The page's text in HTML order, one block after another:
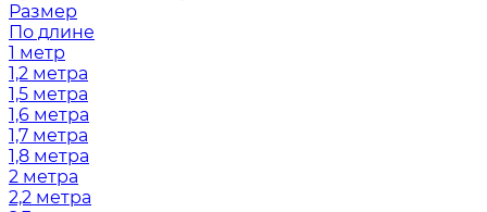
Размер
По длине
1 метр
1,2 метра
1,5 метра
1,6 метра
1,7 метра
1,8 метра
2 метра
2,2 метра